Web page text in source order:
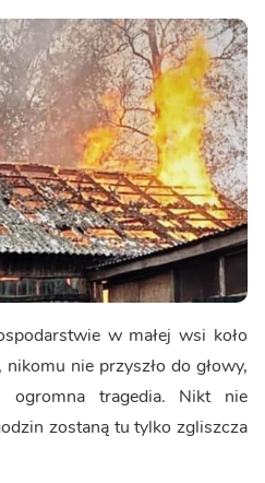
w małej wsi koło
nie przyszło do głowy,
tragedia. Nikt nie
zostaną tu tylko zgliszcza